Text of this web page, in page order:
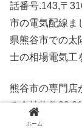
話番号.143,〒
市の電気配線ま
県熊谷市での太
士の相場電気工
熊谷市の専門店
る会社物件
てる質問もり
ホーム